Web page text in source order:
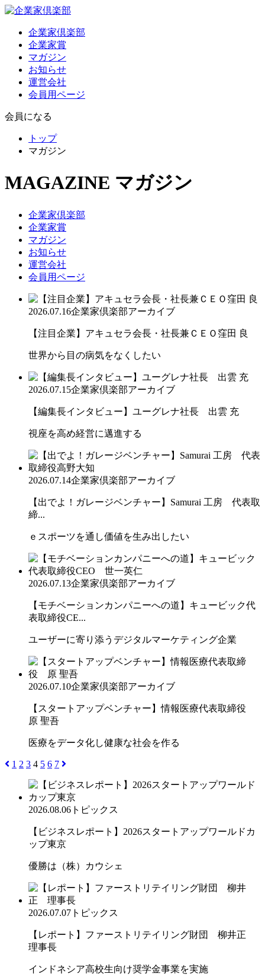
企業家倶楽部
企業家賞
マガジン
お知らせ
運営会社
会員用ページ
会員になる
トップ
マガジン
MAGAZINE マガジン
企業家倶楽部
企業家賞
マガジン
お知らせ
運営会社
会員用ページ
2026.07.16企業家倶楽部アーカイブ
【注目企業】アキュセラ会長・社長兼ＣＥＯ窪田 良
世界から目の病気をなくしたい
2026.07.15企業家倶楽部アーカイブ
【編集長インタビュー】ユーグレナ社長 出雲 充
視座を高め経営に邁進する
2026.07.14企業家倶楽部アーカイブ
【出でよ！ガレージベンチャー】Samurai 工房 代表取
締...
ｅスポーツを通し価値を生み出したい
2026.07.13企業家倶楽部アーカイブ
【モチベーションカンパニーへの道】キュービック代
表取締役CE...
ユーザーに寄り添うデジタルマーケティング企業
2026.07.10企業家倶楽部アーカイブ
【スタートアップベンチャー】情報医療代表取締役
原 聖吾
医療をデータ化し健康な社会を作る
1 2 3 4 5 6 7
2026.08.06 トピックス
【ビジネスレポート】2026スタートアップワールドカ
ップ東京
優勝は（株）カウシェ
2026.07.07 トピックス
【レポート】ファーストリテイリング財団 柳井正
理事長
インドネシア高校生向け奨学金事業を実施